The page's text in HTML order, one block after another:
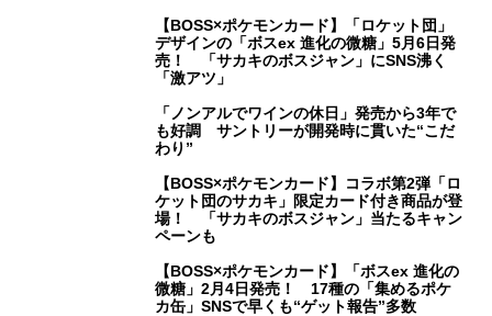
【BOSS×ポケモンカード】「ロケット団」
デザインの「ボスex 進化の微糖」5月6日発
売！ 「サカキのボスジャン」にSNS沸く
「激アツ」
「ノンアルでワインの休日」発売から3年で
も好調 サントリーが開発時に貫いた“こだ
わり”
【BOSS×ポケモンカード】コラボ第2弾「ロ
ケット団のサカキ」限定カード付き商品が登
場！ 「サカキのボスジャン」当たるキャン
ペーンも
【BOSS×ポケモンカード】「ボスex 進化の
微糖」2月4日発売！ 17種の「集めるポケ
カ缶」SNSで早くも“ゲット報告”多数